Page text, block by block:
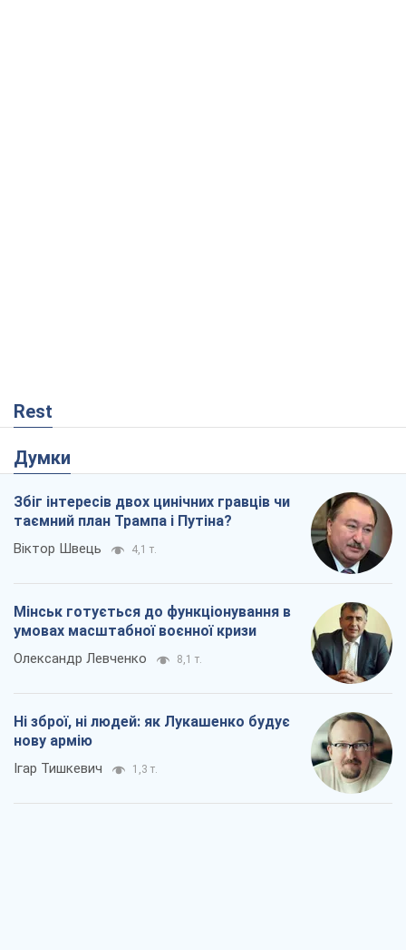
Rest
Думки
Збіг інтересів двох цинічних гравців чи
таємний план Трампа і Путіна?
Віктор Швець 4,1 т.
Мінськ готується до функціонування в
умовах масштабної воєнної кризи
Олександр Левченко 8,1 т.
Ні зброї, ні людей: як Лукашенко будує
нову армію
Ігар Тишкевич 1,3 т.